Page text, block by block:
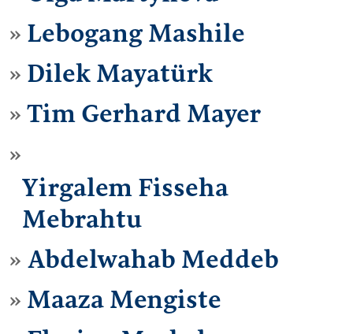
Lebogang Mashile
Dilek Mayatürk
Tim Gerhard Mayer
Yirgalem Fisseha
Mebrahtu
Abdelwahab Meddeb
Maaza Mengiste